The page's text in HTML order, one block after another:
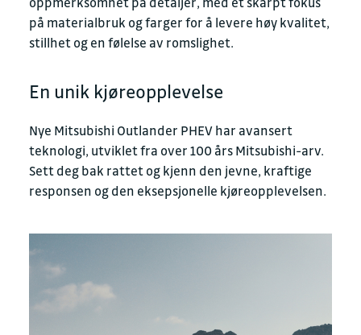
på materialbruk og farger for å levere høy kvalitet,
stillhet og en følelse av romslighet.
En unik kjøreopplevelse
Nye Mitsubishi Outlander PHEV har avansert
teknologi, utviklet fra over 100 års Mitsubishi-arv.
Sett deg bak rattet og kjenn den jevne, kraftige
responsen og den eksepsjonelle kjøreopplevelsen.